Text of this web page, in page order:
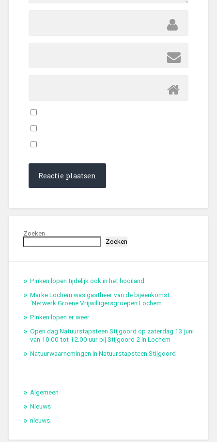
Zoeken
Zoeken
Pinken lopen tijdelijk ook in het hooiland
Marke Lochem was gastheer van de bijeenkomst
´Netwerk Groene Vrijwilligersgroepen Lochem
Pinken lopen er weer
Open dag Natuurstapsteen Stijgoord op zaterdag 13 juni
van 10.00 tot 12.00 uur bij Stijgoord 2 in Lochem
Natuurwaarnemingen in Natuurstapsteen Stijgoord
Algemeen
Nieuws
nieuws